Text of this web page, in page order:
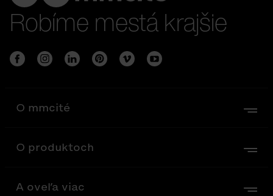
Robíme mestá krajšie
O mmcité
O produktoch
A oveľa viac